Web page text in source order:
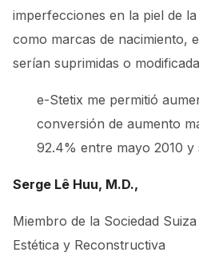
imperfecciones en la piel de
como marcas de nacimiento,
serían suprimidas o
e-Stetix me permitió
conversión de aumento
92.4% entre mayo 2010 y
Serge Lê Huu, M.D.,
Miembro de la Sociedad
Estética y Reconstructiva